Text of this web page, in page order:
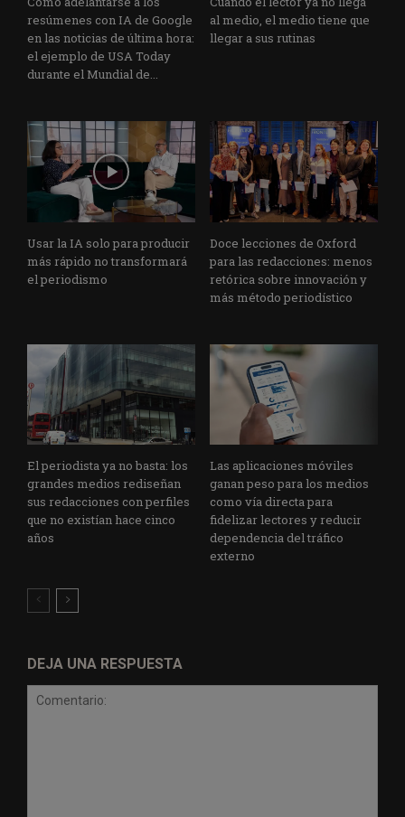
resúmenes con IA de Google
en las noticias de última hora:
el ejemplo de USA Today
durante el Mundial de...
al medio, el medio tiene que
llegar a sus rutinas
Usar la IA solo para producir
más rápido no transformará
el periodismo
Doce lecciones de Oxford
para las redacciones: menos
retórica sobre innovación y
más método periodístico
El periodista ya no basta: los
grandes medios rediseñan
sus redacciones con perfiles
que no existían hace cinco
años
Las aplicaciones móviles
ganan peso para los medios
como vía directa para
fidelizar lectores y reducir
dependencia del tráfico
externo
DEJA UNA RESPUESTA